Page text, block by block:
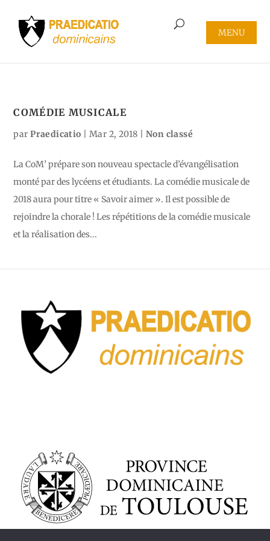
COMÉDIE MUSICALE
parPraedicatio Mar 2, 2018 Non classé
La CoM’ prépare son nouveau spectacle d’évangélisation
monté par des lycéens et étudiants. La comédie musicale de
2018 aura pour titre « Savoir aimer ». Il est possible de
rejoindre la chorale ! Les répétitions de la comédie musicale
et la réalisation des...